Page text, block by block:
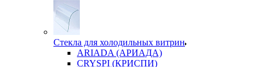
Стекла для холодильных витрин
ARIADA (АРИАДА)
CRYSPI (КРИСПИ)